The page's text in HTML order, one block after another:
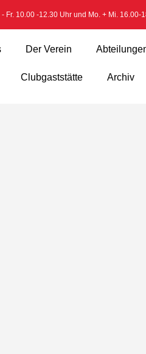
- Fr. 10.00 -12.30 Uhr und Mo. + Mi. 16.00-
Der Verein
Clubgaststätte Archiv